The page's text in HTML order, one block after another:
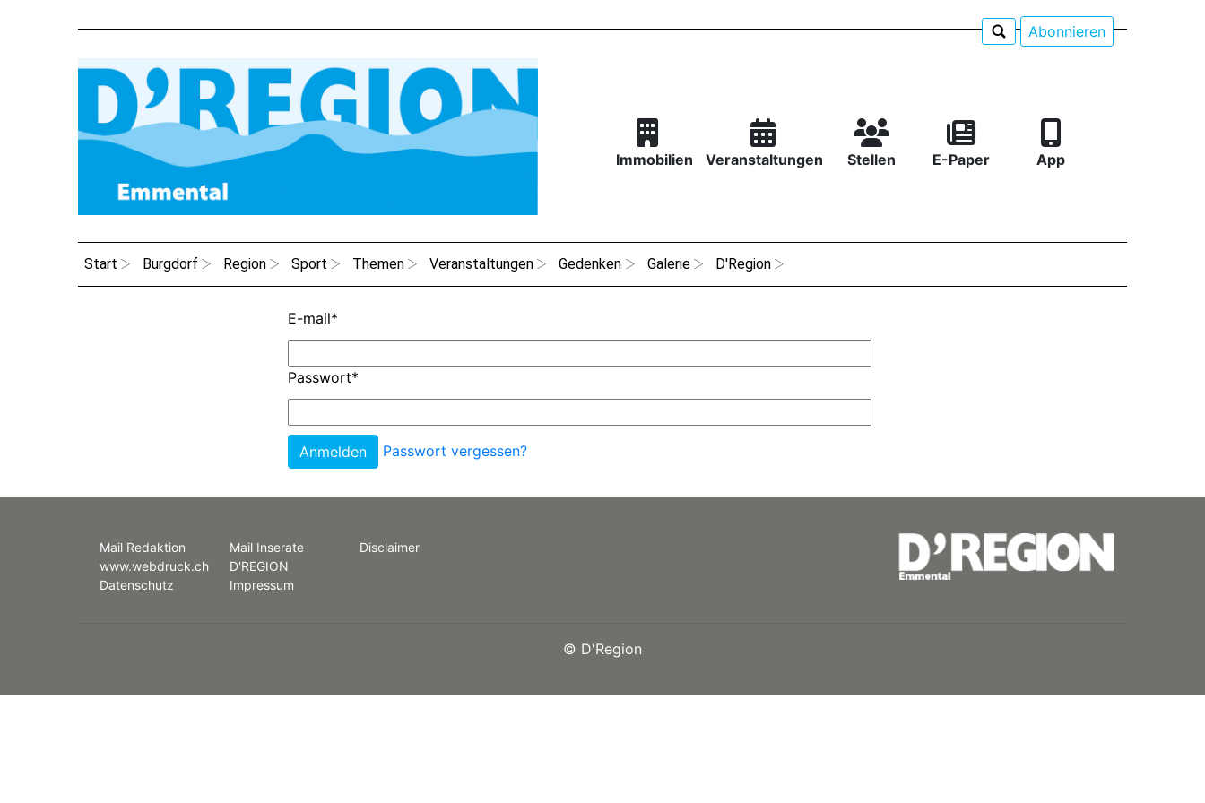
Abonnieren
Immobilien Veranstaltungen Stellen E-Paper App
Start Burgdorf Region Sport Themen Veranstaltungen Gedenken Galerie D'Region
E-mail*
Passwort*
Passwort vergessen?
Mail Redaktion
www.webdruck.ch
Datenschutz
Mail Inserate
D'REGION
Impressum
Disclaimer
© D'Region